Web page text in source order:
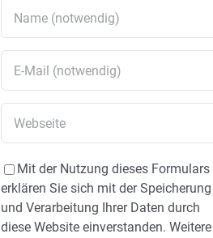
Mit der Nutzung dieses Formulars
erklären Sie sich mit der Speicherung
und Verarbeitung Ihrer Daten durch
diese Website einverstanden. Weitere